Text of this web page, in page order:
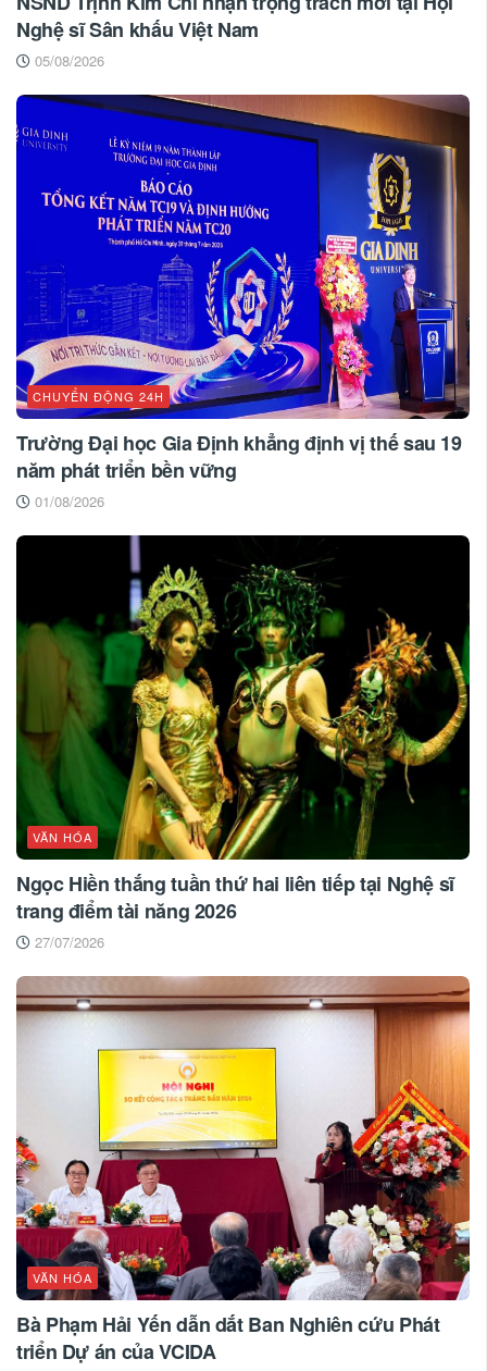
Nghệ sĩ Sân khấu Việt Nam
05/08/2026
CHUYỂN ĐỘNG 24H
Trường Đại học Gia Định khẳng định vị thế sau 19
năm phát triển bền vững
01/08/2026
VĂN HÓA
Ngọc Hiền thắng tuần thứ hai liên tiếp tại Nghệ sĩ
trang điểm tài năng 2026
27/07/2026
VĂN HÓA
Bà Phạm Hải Yến dẫn dắt Ban Nghiên cứu Phát
triển Dự án của VCIDA